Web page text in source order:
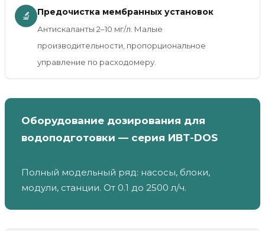
🔬 Предочистка мембранных установок
Антискаланты 2–10 мг/л. Малые
производительности, пропорциональное
управление по расходомеру.
Оборудование дозирования для
водоподготовки — серия ИВТ-DOS
Полный модельный ряд: насосы, блоки,
модули, станции. От 0.1 до 2500 л/ч.